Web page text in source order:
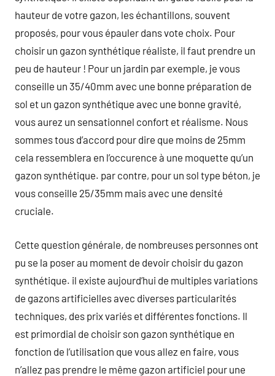
hauteur de votre gazon, les échantillons, souvent
proposés, pour vous épauler dans vote choix. Pour
choisir un gazon synthétique réaliste, il faut prendre un
peu de hauteur ! Pour un jardin par exemple, je vous
conseille un 35/40mm avec une bonne préparation de
sol et un gazon synthétique avec une bonne gravité,
vous aurez un sensationnel confort et réalisme. Nous
sommes tous d’accord pour dire que moins de 25mm
cela ressemblera en l’occurence à une moquette qu’un
gazon synthétique. par contre, pour un sol type béton, je
vous conseille 25/35mm mais avec une densité
cruciale.
Cette question générale, de nombreuses personnes ont
pu se la poser au moment de devoir choisir du gazon
synthétique. il existe aujourd’hui de multiples variations
de gazons artificielles avec diverses particularités
techniques, des prix variés et différentes fonctions. Il
est primordial de choisir son gazon synthétique en
fonction de l’utilisation que vous allez en faire, vous
n’allez pas prendre le même gazon artificiel pour une